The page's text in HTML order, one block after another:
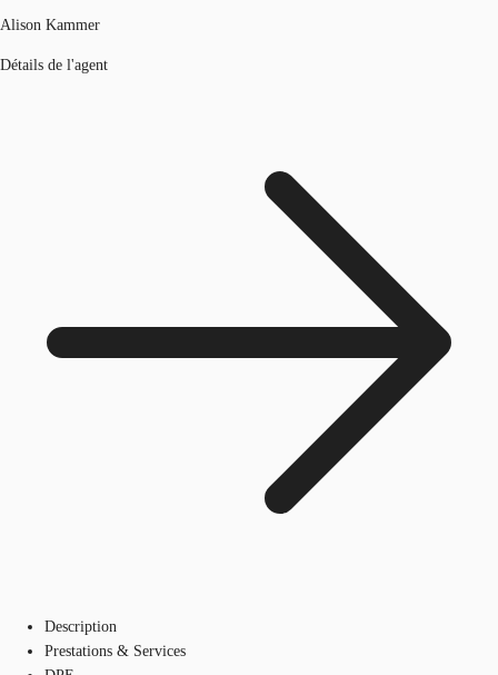
Alison Kammer
Détails de l'agent
Description
Prestations & Services